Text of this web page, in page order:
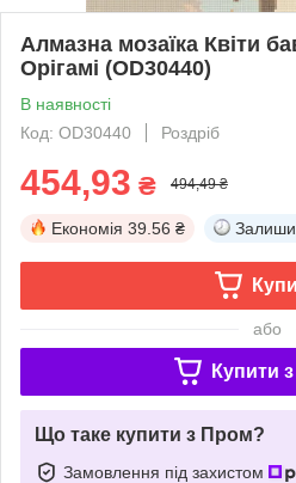
Алмазна мозаїка Квіти
Орігамі (OD30440)
В наявності
Код: OD30440
Роздріб
454,93 ₴ 494,49 ₴
Економія 39.56 ₴
або
Купити з
Що таке купити з Пром?
Замовлення під захистом